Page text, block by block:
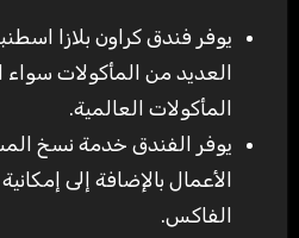
يوفر فندق كراون بلازا
العديد من المأكولات سواء
المأكولات العالمية.
يوفر الفندق خدمة نسخ
الأعمال بالإضافة إلى
الفاكس.